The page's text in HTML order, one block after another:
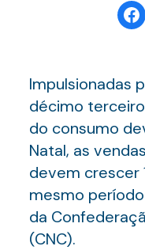
Impulsionadas
décimo
do consumo
Natal, as
devem crescer
mesmo
da
(CNC).